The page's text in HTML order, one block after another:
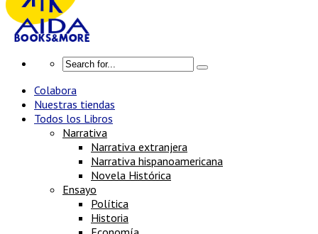
Colabora
Nuestras tiendas
Todos los Libros
Narrativa
Narrativa extranjera
Narrativa hispanoamericana
Novela Histórica
Ensayo
Política
Historia